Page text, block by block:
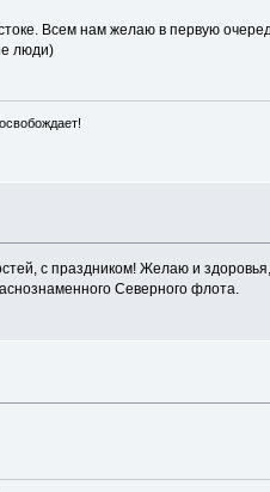
Всем нам желаю в первую
люди)
с праздником! Желаю и
Северного флота.